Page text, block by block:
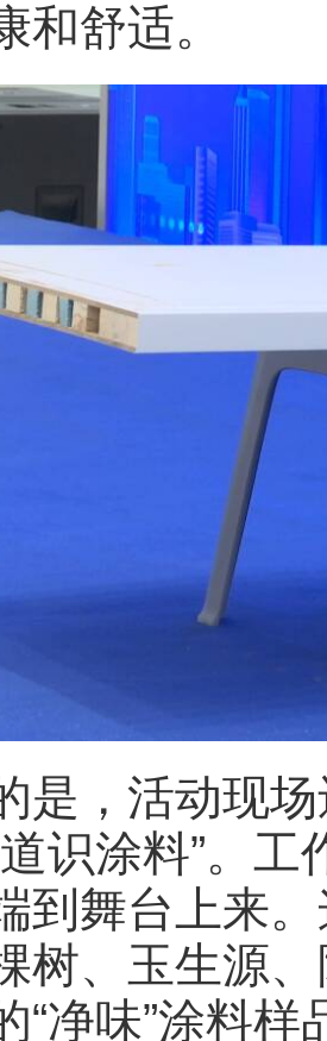
和舒适。
是，活动现
识涂料”。工
到舞台上来
树、玉生源
“净味”涂料